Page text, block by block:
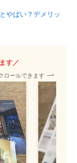
やばい？デメリッ
す／
ロールできます